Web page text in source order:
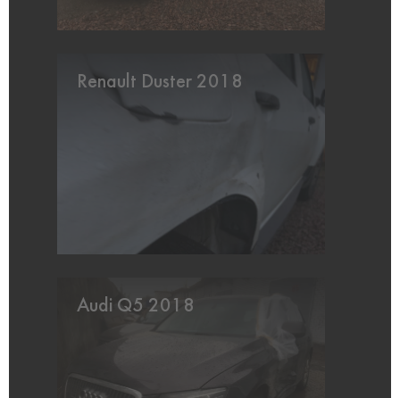
Renault Duster 2018
Audi Q5 2018